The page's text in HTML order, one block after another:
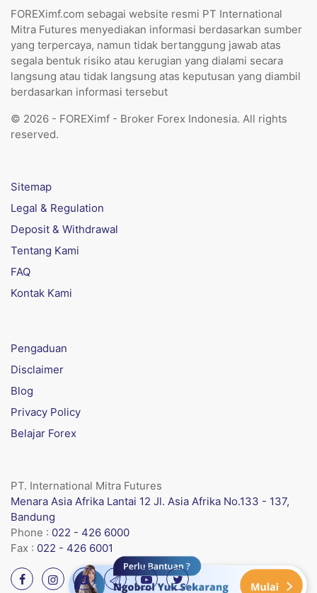
FOREXimf.com sebagai website resmi PT International
Mitra Futures menyediakan informasi berdasarkan sumber
yang terpercaya, namun tidak bertanggung jawab atas
segala bentuk risiko atau kerugian yang dialami secara
langsung atau tidak langsung atas keputusan yang diambil
berdasarkan informasi tersebut
© 2026 - FOREXimf - Broker Forex Indonesia. All rights
reserved.
Sitemap
Legal & Regulation
Deposit & Withdrawal
Tentang Kami
FAQ
Kontak Kami
Pengaduan
Disclaimer
Blog
Privacy Policy
Belajar Forex
PT. International Mitra Futures
Menara Asia Afrika Lantai 12 Jl. Asia Afrika No.133 - 137,
Bandung
Phone : 022 - 426 6000
Fax : 022 - 426 6001